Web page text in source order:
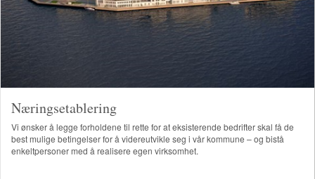
Næringsetablering
Vi ønsker å legge forholdene til rette for at eksisterende bedrifter skal få de
best mulige betingelser for å videreutvikle seg i vår kommune – og bistå
enkeltpersoner med å realisere egen virksomhet.